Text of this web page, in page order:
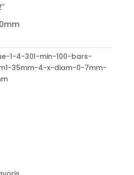
1-4-30l-min-100-bars-
35mm-4-x-diam-0-7mm-